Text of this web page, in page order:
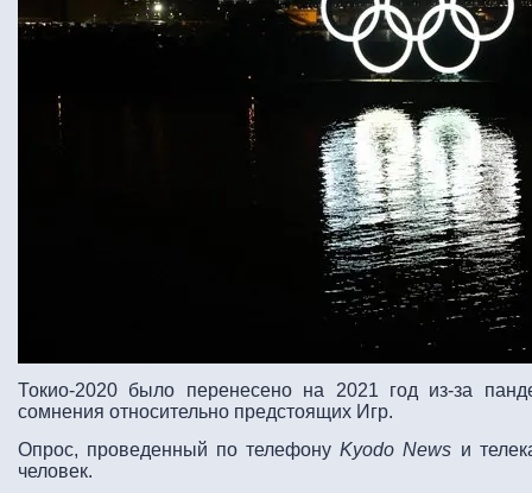
Токио-2020 было перенесено на 2021 год из-за
сомнения относительно предстоящих Игр.
Опрос, проведенный по телефонуKyodo News и
человек.